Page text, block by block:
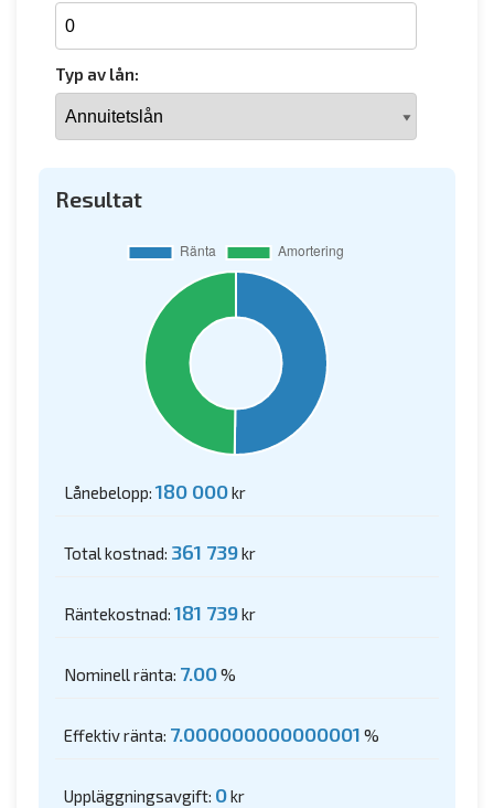
Typ av lån:
Resultat
Lånebelopp: 180 000kr
Total kostnad: 361 739kr
Räntekostnad: 181 739kr
Nominell ränta: 7.00%
Effektiv ränta: 7.000000000000001 %
Uppläggningsavgift: 0kr